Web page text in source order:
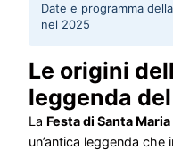
Date e programma
nel 2025
Le origini
leggenda
La Festa di Santa
un’antica leggenda che